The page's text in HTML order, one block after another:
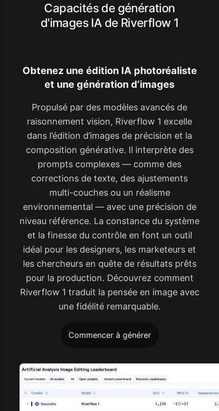
Capacités de génération
d'images IA de Riverflow 1
Obtenez une édition IA photoréaliste
et une génération d’images
Propulsé par des modèles avancés de
raisonnement vision, Riverflow 1 excelle
dans l’édition d’images de précision et la
composition générative. Il interprète des
prompts complexes — comme des
corrections de texte, des ajustements
multi-couches ou un réalisme
environnemental — avec une précision de
niveau référence. La constance du système
et la finesse du contrôle en font un outil
idéal pour les designers, les marketeurs et
les chercheurs en quête de résultats prêts
pour la production. Découvrez comment
Riverflow 1 traduit la pensée en image avec
une fidélité remarquable.
Commencer à générer